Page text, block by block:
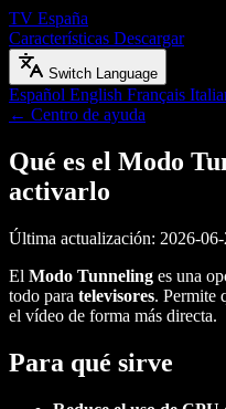
TV España
Características Descargar
Switch Language
Español English Français
← Centro de ayuda
Qué es el Modo
activarlo
Última actualización: 2026-
El Modo Tunneling es una
todo para televisores. Permite
el vídeo de forma más directa.
Para qué sirve